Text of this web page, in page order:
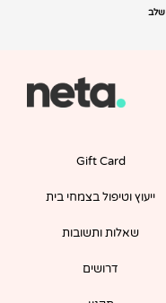
שלב
Gift Card
ייעוץ וטיפול בצמחי בית
שאלות ותשובות
דרושים